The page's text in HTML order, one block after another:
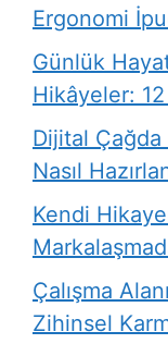
Ergonomi
Günlük
Hikâyeler:
Dijital
Nasıl
Kendi
Çalışma
Zihinsel